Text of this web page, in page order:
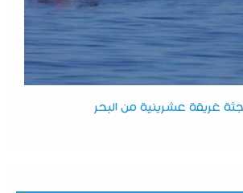
غريقة عشرينية من البحر